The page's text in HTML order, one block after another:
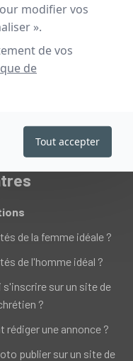
de la femme idéale ?
de l'homme idéal ?
s'inscrire sur un site de
?
rédiger une annonce ?
publier sur un site de
modifier vos
».
de vos
de
Tout accepter